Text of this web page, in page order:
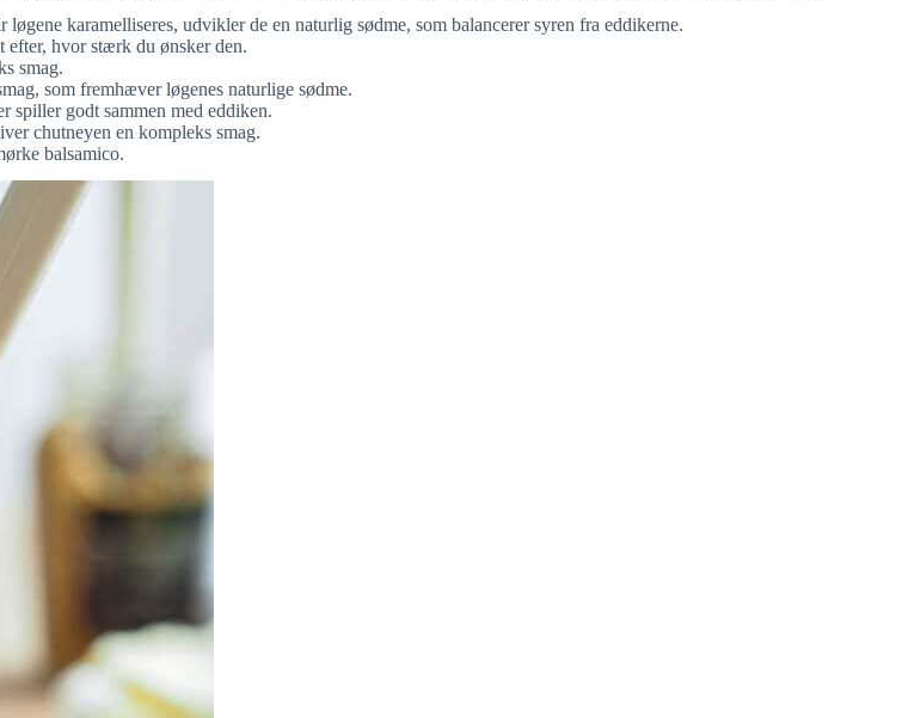
karamelliseres, udvikler de en naturlig sødme, som balancerer syren fra eddikerne.
efter, hvor stærk du ønsker den.
smag.
som fremhæver løgenes naturlige sødme.
spiller godt sammen med eddiken.
chutneyen en kompleks smag.
balsamico.